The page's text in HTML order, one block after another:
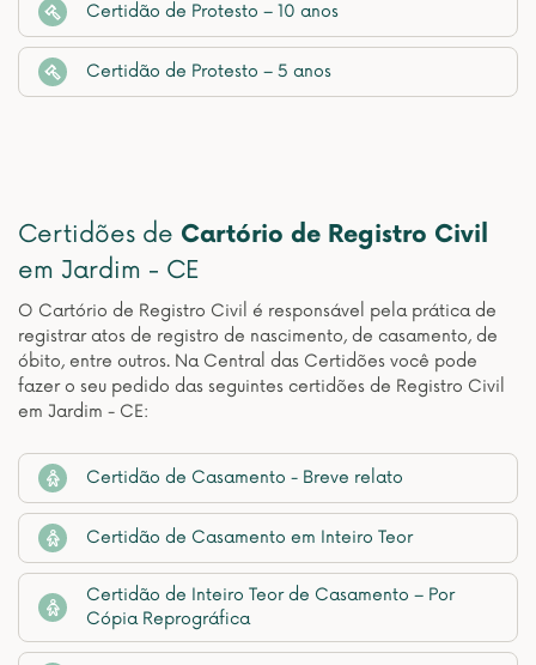
Certidão de Protesto – 10 anos
Certidão de Protesto – 5 anos
Certidões de Cartório de Registro Civil
em Jardim - CE
O Cartório de Registro Civil é responsável pela prática de
registrar atos de registro de nascimento, de casamento, de
óbito, entre outros. Na Central das Certidões você pode
fazer o seu pedido das seguintes certidões de Registro Civil
em Jardim - CE:
Certidão de Casamento - Breve relato
Certidão de Casamento em Inteiro Teor
Certidão de Inteiro Teor de Casamento – Por
Cópia Reprográfica